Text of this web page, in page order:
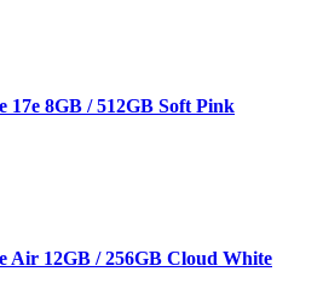
17e 8GB / 512GB Soft Pink
Air 12GB / 256GB Cloud White